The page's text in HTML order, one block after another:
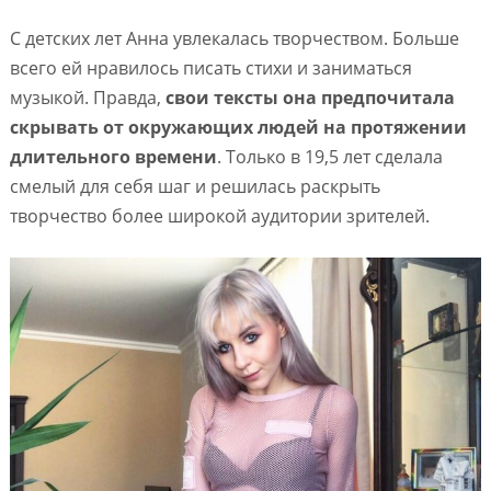
С детских лет Анна увлекалась творчеством. Больше
всего ей нравилось писать стихи и заниматься
музыкой. Правда, свои тексты она предпочитала
скрывать от окружающих людей на протяжении
длительного времени. Только в 19,5 лет сделала
смелый для себя шаг и решилась раскрыть
творчество более широкой аудитории зрителей.